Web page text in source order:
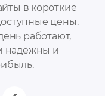
в короткие
цены.
работают,
надёжны и